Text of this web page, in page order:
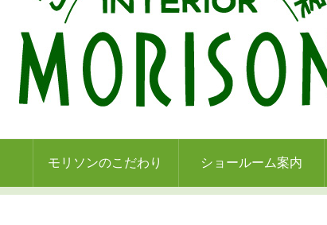
モリソンのこだわり ショールーム案内